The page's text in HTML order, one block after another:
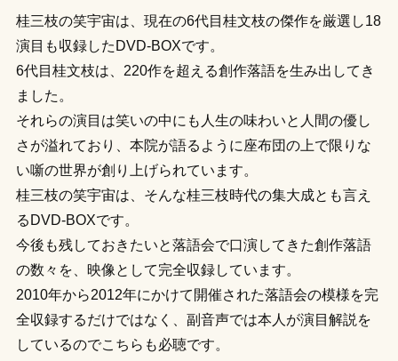
桂三枝の笑宇宙は、現在の6代目桂文枝の傑作を厳選し18
演目も収録したDVD-BOXです。
6代目桂文枝は、220作を超える創作落語を生み出してき
ました。
それらの演目は笑いの中にも人生の味わいと人間の優し
さが溢れており、本院が語るように座布団の上で限りな
い噺の世界が創り上げられています。
桂三枝の笑宇宙は、そんな桂三枝時代の集大成とも言え
るDVD-BOXです。
今後も残しておきたいと落語会で口演してきた創作落語
の数々を、映像として完全収録しています。
2010年から2012年にかけて開催された落語会の模様を完
全収録するだけではなく、副音声では本人が演目解説を
しているのでこちらも必聴です。